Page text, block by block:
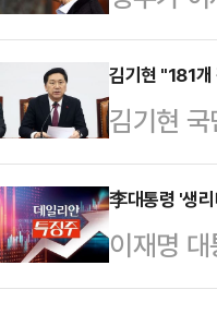
들이 엿
에 대한
째 이유로
다. 그리
인사청문
사건을
로 공식
이 요구
일 김민
을 테러
테러방지
이번이
김기현 "181
김기현
뉴스'로
금으로
연 3억원
냐"라고
李대통령 '생
이재명
상향하고